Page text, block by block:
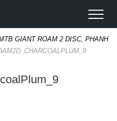
GIANT ROAM 2 DISC, PHANH